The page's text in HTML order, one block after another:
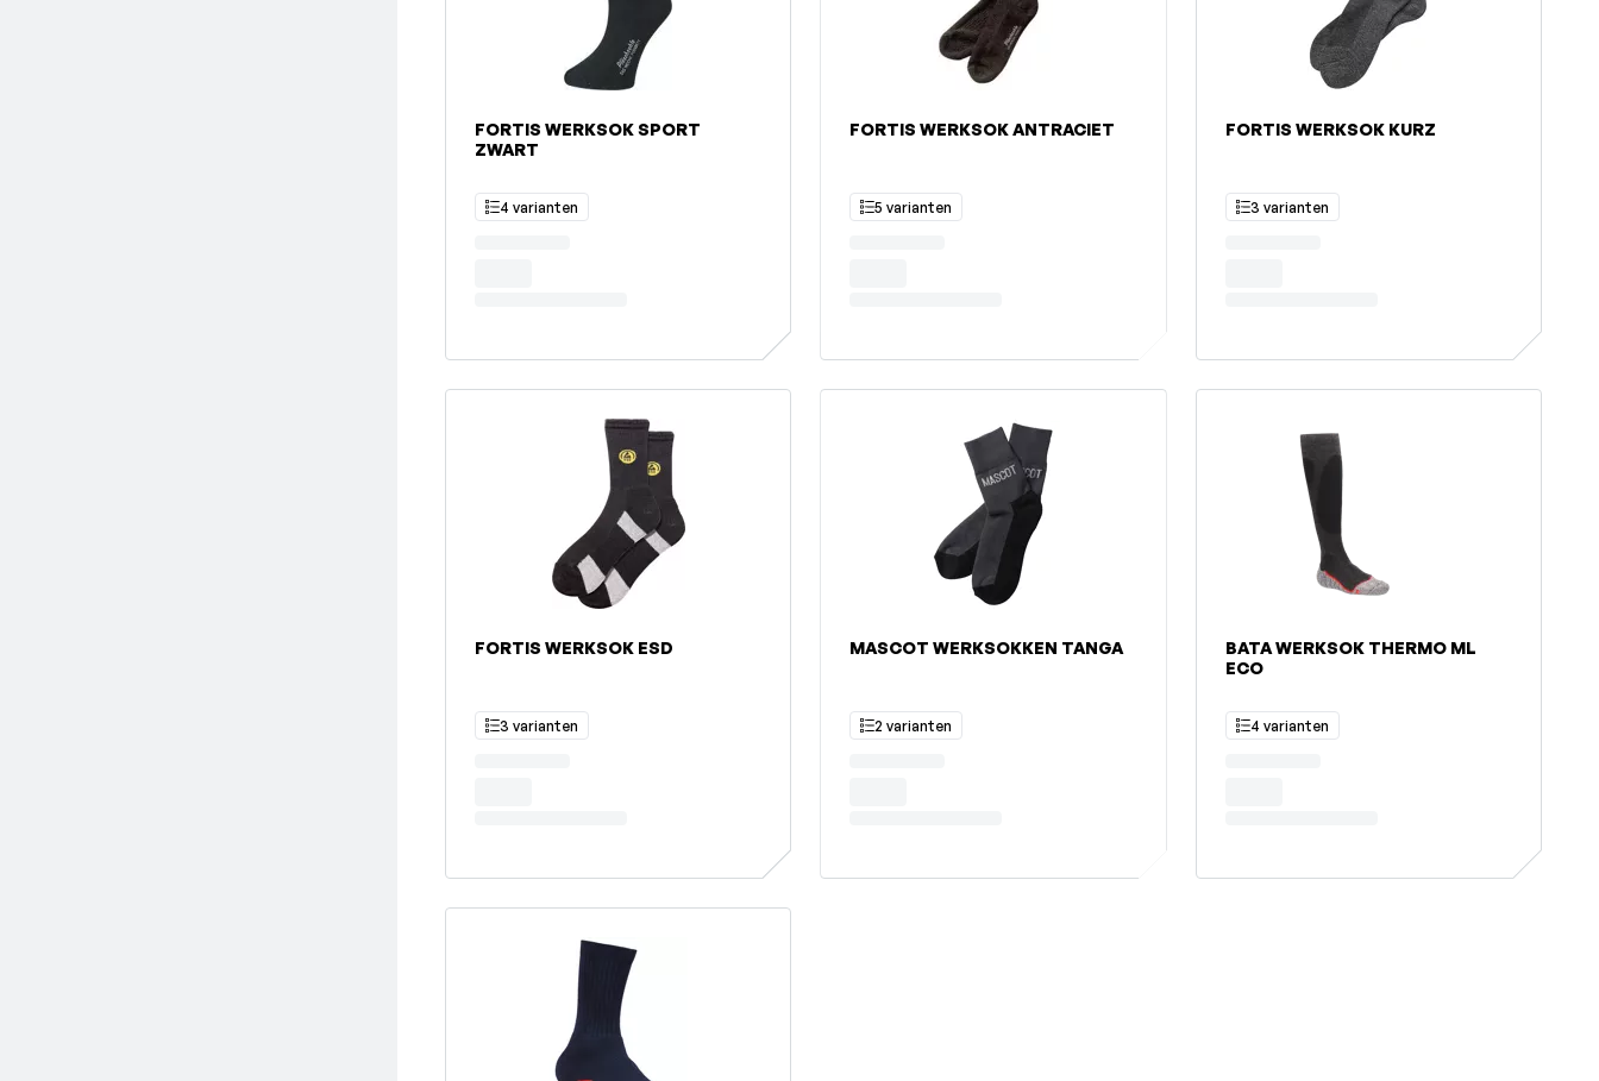
FORTIS WERKSOK SPORT
ZWART
4 varianten
FORTIS WERKSOK ANTRACIET
5 varianten
FORTIS WERKSOK KURZ
3 varianten
FORTIS WERKSOK ESD
3 varianten
MASCOT WERKSOKKEN TANGA
2 varianten
BATA WERKSOK THERMO ML
ECO
4 varianten